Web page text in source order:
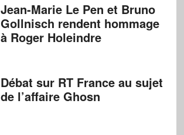
Jean-Marie Le Pen et Bruno
Gollnisch rendent hommage
à Roger Holeindre
Débat sur RT France au sujet
de l’affaire Ghosn